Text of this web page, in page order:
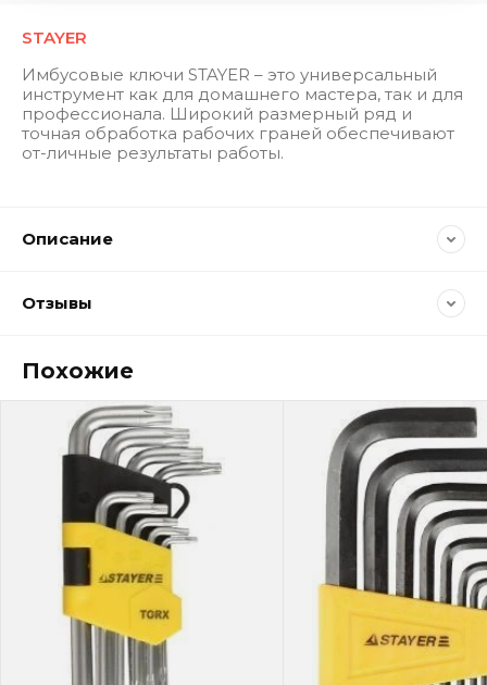
STAYER
Имбусовые ключи STAYER – это универсальный
инструмент как для домашнего мастера, так и для
профессионала. Широкий размерный ряд и
точная обработка рабочих граней обеспечивают
от-личные результаты работы.
Описание
Отзывы
Похожие